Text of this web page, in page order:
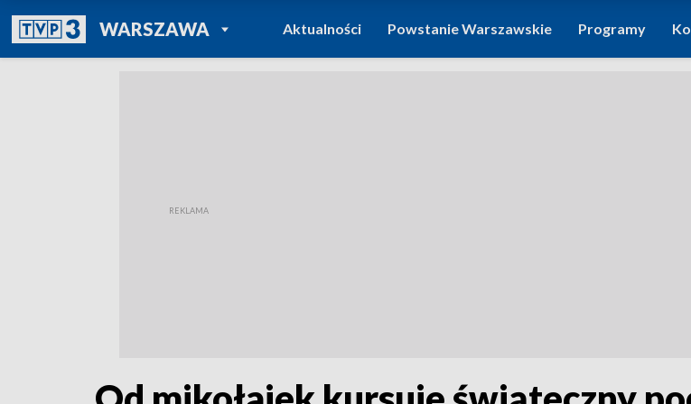
WARSZAWAPOWRÓT DO
TVP REGIONY
Aktualności Powstanie Warszawskie Programy